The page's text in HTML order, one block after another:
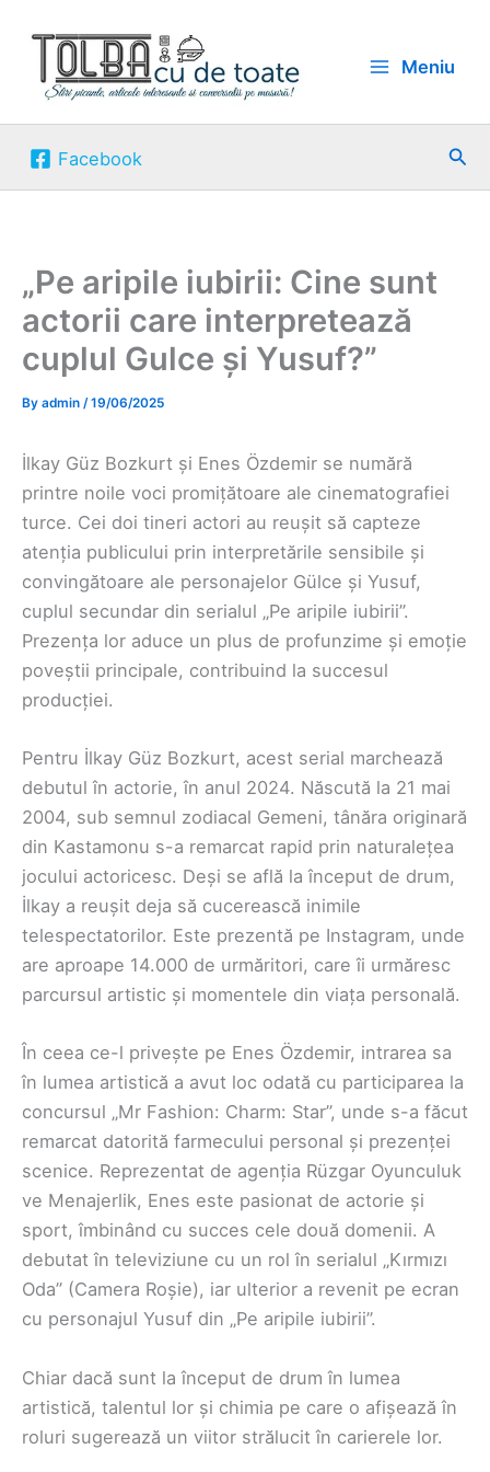
content
Meniu
Facebook
„Pe aripile iubirii: Cine sunt
actorii care interpretează
cuplul Gulce și Yusuf?”
By admin /19/06/2025
İlkay Güz Bozkurt și Enes Özdemir se numără
printre noile voci promițătoare ale cinematografiei
turce. Cei doi tineri actori au reușit să capteze
atenția publicului prin interpretările sensibile și
convingătoare ale personajelor Gülce și Yusuf,
cuplul secundar din serialul „Pe aripile iubirii”.
Prezența lor aduce un plus de profunzime și emoție
poveștii principale, contribuind la succesul
producției.
Pentru İlkay Güz Bozkurt, acest serial marchează
debutul în actorie, în anul 2024. Născută la 21 mai
2004, sub semnul zodiacal Gemeni, tânăra originară
din Kastamonu s-a remarcat rapid prin naturalețea
jocului actoricesc. Deși se află la început de drum,
İlkay a reușit deja să cucerească inimile
telespectatorilor. Este prezentă pe Instagram, unde
are aproape 14.000 de urmăritori, care îi urmăresc
parcursul artistic și momentele din viața personală.
În ceea ce-l privește pe Enes Özdemir, intrarea sa
în lumea artistică a avut loc odată cu participarea la
concursul „Mr Fashion: Charm: Star”, unde s-a făcut
remarcat datorită farmecului personal și prezenței
scenice. Reprezentat de agenția Rüzgar Oyunculuk
ve Menajerlik, Enes este pasionat de actorie și
sport, îmbinând cu succes cele două domenii. A
debutat în televiziune cu un rol în serialul „Kırmızı
Oda” (Camera Roșie), iar ulterior a revenit pe ecran
cu personajul Yusuf din „Pe aripile iubirii”.
Chiar dacă sunt la început de drum în lumea
artistică, talentul lor și chimia pe care o afișează în
roluri sugerează un viitor strălucit în carierele lor.